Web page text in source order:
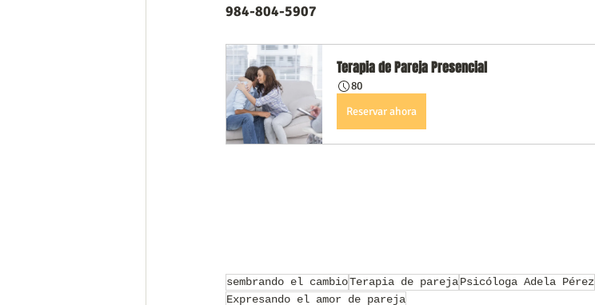
984-804-5907
Terapia de Pareja Presencial
80
Reservar ahora
sembrando el cambioTerapia de parejaPsicóloga Adela Pérez
Expresando el amor de pareja